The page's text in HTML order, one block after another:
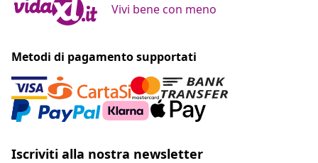
Vivi bene con meno
Metodi di pagamento supportati
Iscriviti alla nostra newsletter